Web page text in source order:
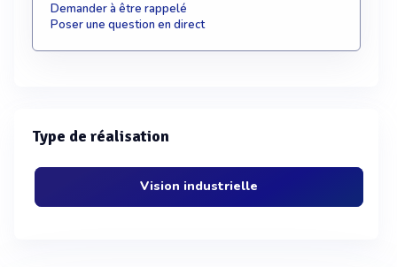
Demander à être rappelé
Poser une question en direct
Type de réalisation
Vision industrielle